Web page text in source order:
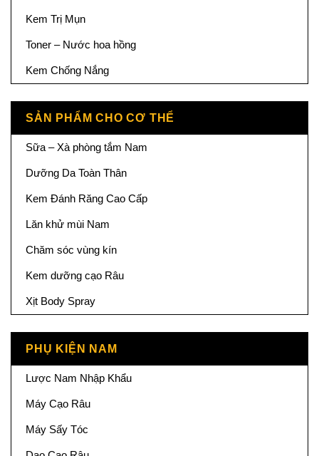
Kem Trị Mụn
Toner – Nước hoa hồng
Kem Chống Nắng
SẢN PHẨM CHO CƠ THỂ
Sữa – Xà phòng tắm Nam
Dưỡng Da Toàn Thân
Kem Đánh Răng Cao Cấp
Lăn khử mùi Nam
Chăm sóc vùng kín
Kem dưỡng cạo Râu
Xịt Body Spray
PHỤ KIỆN NAM
Lược Nam Nhập Khẩu
Máy Cạo Râu
Máy Sấy Tóc